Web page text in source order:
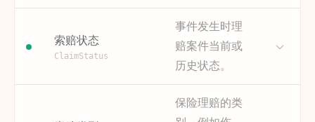
FINEOS Claims
为何重要
此属性将流程步骤与执行人员
关联起来，从而能够进行工作
量分析、资源效率评估和绩效
相关的任务所有权或用户分配
快的处理速度、更高的返工率
（例如由于信息缺失）或更好
的结果。这些洞察可以指导渠
在线表单以减少错误。
有助于确定不同的受理渠道是
理赔严重性是衡量理赔案件复
杂程度、紧急程度或财务风险
的指标。严重程度高的理赔案
件可能需要更多步骤、专业审
查或更长的处理时间，而严重
程度低的案件则通常流程相对
简单，处理时间更短。
索赔状态
ClaimStatus
事件发生时理
赔案件当前或
历史状态。
理赔状态表示理赔案件在其生
命周期中的所处阶段，例如“开
保险理赔的类